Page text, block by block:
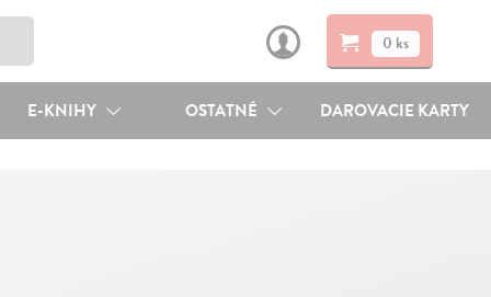
0 ks
E-KNIHY OSTATNÉ DAROVACIE KARTY